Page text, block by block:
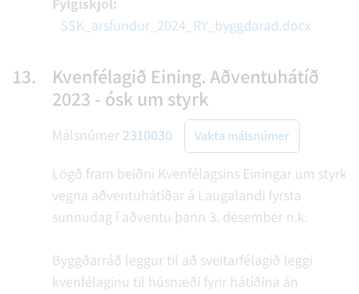
SSK_arsfundur_2024_RY_byggdarad.docx
13.
Kvenfélagið Eining. Aðventuhátíð
2023 - ósk um styrk
Málsnúmer 2310030 Vakta málsnúmer
Lögð fram beiðni Kvenfélagsins Einingar um styrk
vegna aðventuhátíðar á Laugalandi fyrsta
sunnudag í aðventu þann 3. desember n.k.
Byggðarráð leggur til að sveitarfélagið leggi
kvenfélaginu til húsnæði fyrir hátíðina án